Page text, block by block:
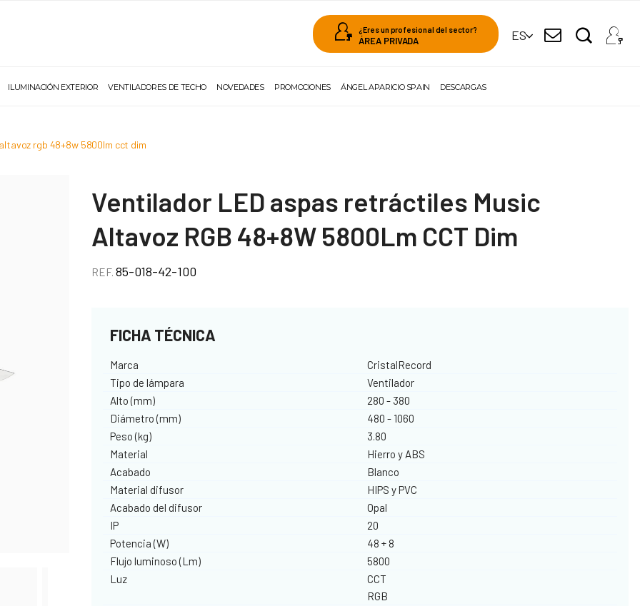
¿Eres un profesional del sector?
ÁREA PRIVADA ES
ILUMINACIÓN EXTERIOR VENTILADORES DE TECHO NOVEDADES PROMOCIONES ÁNGEL APARICIO SPAIN DESCARGAS
rgb 48+8w 5800lm cct dim
Ventilador LED aspas retráctiles Music
Altavoz RGB 48+8W 5800Lm CCT Dim
REF.85-018-42-100
FICHA TÉCNICA
Marca
CristalRecord
Tipo de lámpara
Ventilador
Alto (mm)
280 - 380
Diámetro (mm)
480 - 1060
Peso (kg)
3.80
Material
Hierro y ABS
Acabado
Blanco
Material difusor
HIPS y PVC
Acabado del difusor
Opal
IP
20
Potencia (W)
48 + 8
Flujo luminoso (Lm)
5800
Luz
CCT
RGB